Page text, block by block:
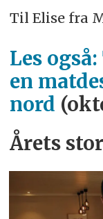
Til Elise fra
Les
en
nord
Årets